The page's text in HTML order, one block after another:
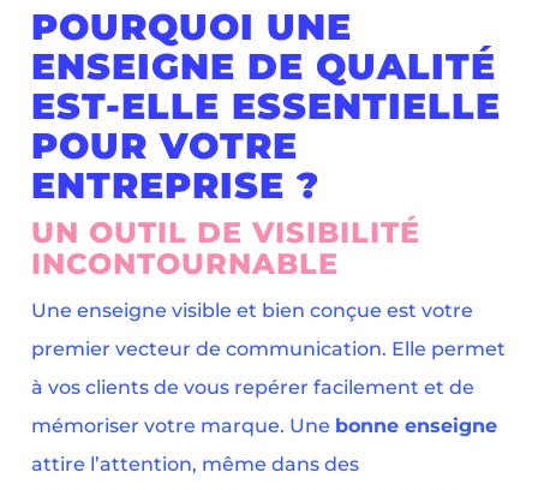
POURQUOI UNE
ENSEIGNE DE QUALITÉ
EST-ELLE ESSENTIELLE
POUR VOTRE
ENTREPRISE ?
UN OUTIL DE VISIBILITÉ
INCONTOURNABLE
Une enseigne visible et bien conçue est votre
premier vecteur de communication. Elle permet
à vos clients de vous repérer facilement et de
mémoriser votre marque. Une bonne enseigne
attire l’attention, même dans des